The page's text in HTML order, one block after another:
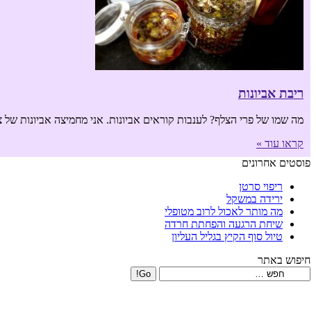
ריבת אביונות
מה שמו של פרי הצלף? לענבות קוראים אביונות. אני מחמיצה אביונות
קראו עוד »
פוסטים אחרונים
ריפוי סרטן
ירידה במשקל
מה מותר לאכול לרוב מטופלי
שיחת הרגעה והפחתת חרדה
טיול סוף הקיץ בגליל העליון
חיפוש באתר
Search: